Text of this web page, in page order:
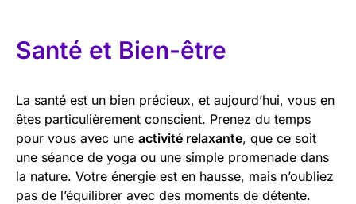
Santé et Bien-être
La santé est un bien précieux, et aujourd’hui, vous en
êtes particulièrement conscient. Prenez du temps
pour vous avec une activité relaxante, que ce soit
une séance de yoga ou une simple promenade dans
la nature. Votre énergie est en hausse, mais n’oubliez
pas de l’équilibrer avec des moments de détente.